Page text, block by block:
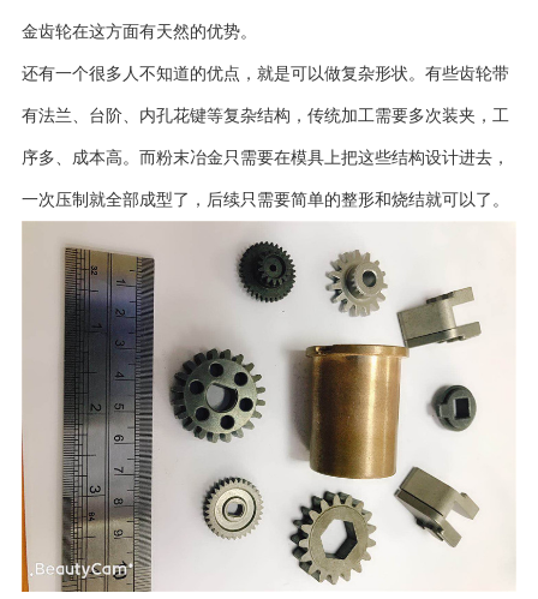
金齿轮在这方面有天然的优势。
还有一个很多人不知道的优点，就是可以做复杂形状。有些齿轮带
有法兰、台阶、内孔花键等复杂结构，传统加工需要多次装夹，工
序多、成本高。而粉末冶金只需要在模具上把这些结构设计进去，
一次压制就全部成型了，后续只需要简单的整形和烧结就可以了。